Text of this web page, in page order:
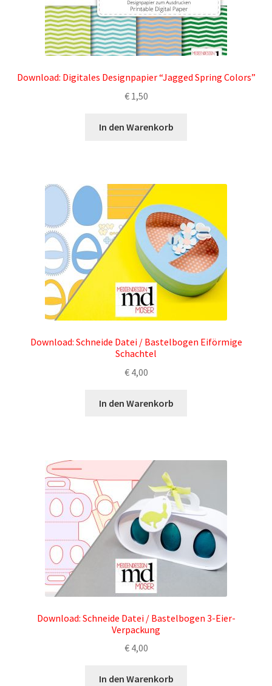
Download: Digitales Designpapier “Jagged Spring Colors”
€1,50
In den Warenkorb
Download: Schneide Datei / Bastelbogen Eiförmige
Schachtel
€4,00
In den Warenkorb
Download: Schneide Datei / Bastelbogen 3-Eier-
Verpackung
€4,00
In den Warenkorb